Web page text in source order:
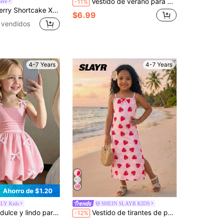
con estampado de fresa para niña con decoración de lazo y mangas volantes
-11%
$6.99
4-7 Years
Ahorro de $1.20
Kids
3D, falda recogida con cintura de tirantes, vestido ligero y casual para verano y vacaciones
4-7 Years
SHEIN SLAYR KIDS
-12% Vestido de tirantes de punto con estampado de fresa para niña/niñas, vestido casual y versátil para uso diario, salidas, viajes, campamentos, sesiones de fotos, a juego con hermanos/padres e hijos